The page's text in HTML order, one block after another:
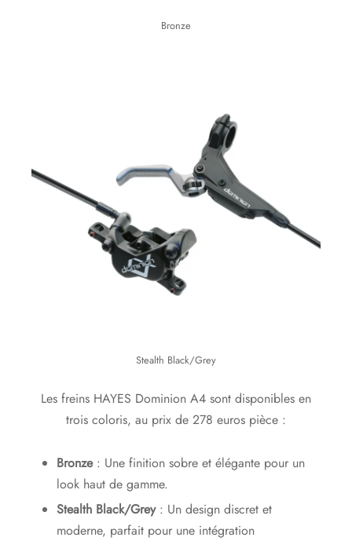
Bronze
Stealth Black/Grey
Les freins HAYES Dominion A4 sont disponibles en
trois coloris, au prix de 278 euros pièce :
Bronze: Une finition sobre et élégante pour un
look haut de gamme.
Stealth Black/Grey: Un design discret et
moderne, parfait pour une intégration